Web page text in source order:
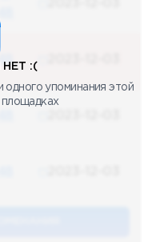
:(
упоминания этой
площадках